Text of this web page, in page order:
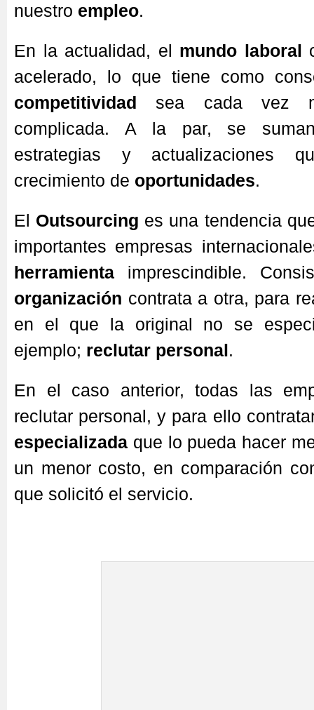
nuestro empleo.
En la actualidad, el mundo laboral
acelerado, lo que tiene como
competitividad sea cada vez
complicada. A la par, se
estrategias y actualizaciones
crecimiento de oportunidades.
El Outsourcing es una tendencia
importantes empresas
herramienta imprescindible.
organización contrata a otra, para
en el que la original no se
ejemplo; reclutar personal.
En el caso anterior, todas las
reclutar personal, y para ello
especializada que lo pueda hacer
un menor costo, en comparación
que solicitó el servicio.